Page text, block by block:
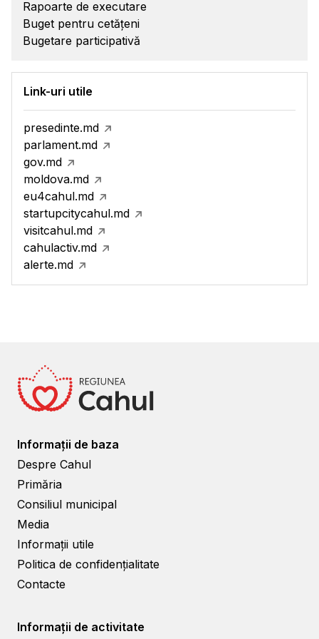
Rapoarte de executare
Buget pentru cetățeni
Bugetare participativă
Link-uri utile
presedinte.md
parlament.md
gov.md
moldova.md
eu4cahul.md
startupcitycahul.md
visitcahul.md
cahulactiv.md
alerte.md
Informații de baza
Despre Cahul
Primăria
Consiliul municipal
Media
Informații utile
Politica de confidențialitate
Contacte
Informații de activitate